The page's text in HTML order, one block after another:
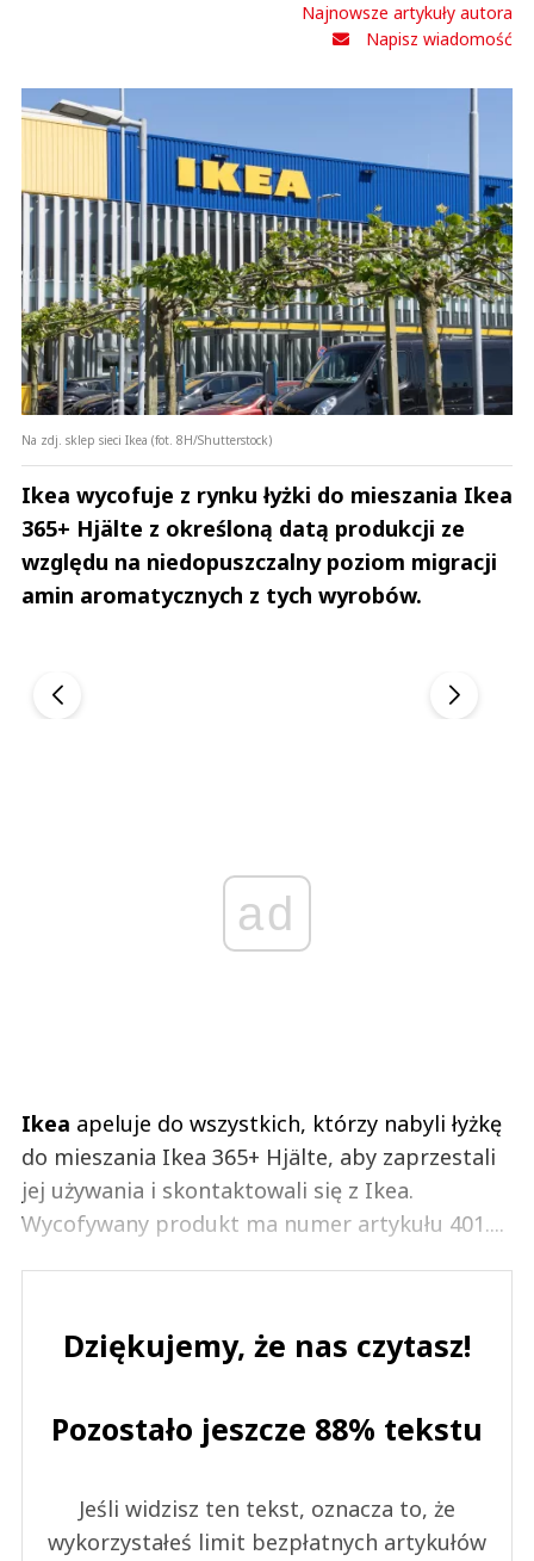
Najnowsze artykuły autora
Napisz wiadomość
Na zdj. sklep sieci Ikea (fot. 8H/Shutterstock)
Ikea wycofuje z rynku łyżki do mieszania Ikea
365+ Hjälte z określoną datą produkcji ze
względu na niedopuszczalny poziom migracji
amin aromatycznych z tych wyrobów.
ad
Ikea apeluje do wszystkich, którzy nabyli łyżkę
do mieszania Ikea 365+ Hjälte, aby zaprzestali
jej używania i skontaktowali się z Ikea.
Wycofywany produkt ma numer artykułu 401....
Dziękujemy, że nas czytasz!
Pozostało jeszcze 88% tekstu
Jeśli widzisz ten tekst, oznacza to, że
wykorzystałeś limit bezpłatnych artykułów